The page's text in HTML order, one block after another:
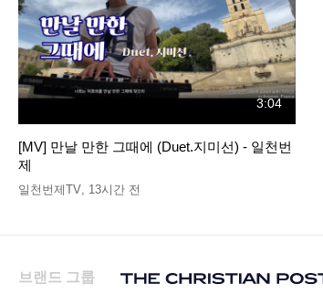
3:04
[MV] 만날 만한 그때에 (Duet.지미선) - 일천번
제
일천번제TV 13시간 전
브랜드 그룹